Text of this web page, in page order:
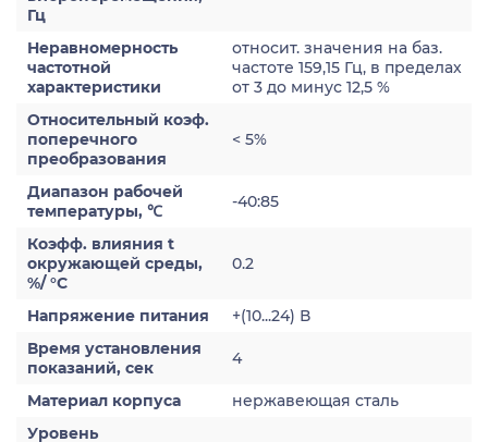
Гц
Неравномерность
частотной
характеристики
относит. значения на баз.
частоте 159,15 Гц, в пределах
от 3 до минус 12,5 %
Относительный коэф.
поперечного
преобразования
< 5%
Диапазон рабочей
температуры, ℃
-40:85
Коэфф. влияния t
окружающей среды,
%/ °С
0.2
Напряжение питания
+(10...24) В
Время установления
показаний, сек
4
Материал корпуса
нержавеющая сталь
Уровень